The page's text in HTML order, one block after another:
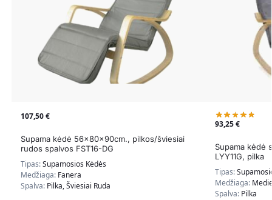
107,50€
Supama kėdė 56x80x90cm., pilkos/šviesiai
rudos spalvos FST16-DG
Tipas:Supamosios Kėdės
Medžiaga: Fanera
Spalva: Pilka, Šviesiai Ruda
93,25€
Supama kėdė
LYY11G, pilka
Tipas:
Medžiaga:
Spalva: Pilka